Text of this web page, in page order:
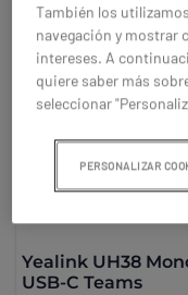
Yealink UH38
USB-C Teams
También los
navegación y mostrar
intereses. A
quiere saber más
seleccionar
PERSONALIZAR